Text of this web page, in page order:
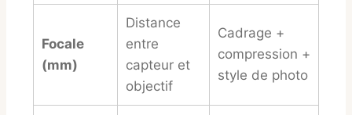
Focale
(mm)
Distance
entre
capteur et
objectif
Cadrage +
compression +
style de photo